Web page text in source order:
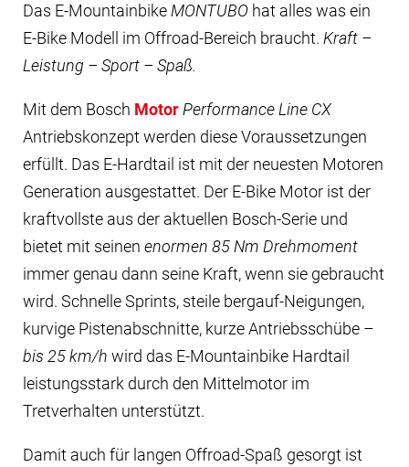
Das E-MountainbikeMONTUBO hat alles was ein
E-Bike Modell im Offroad-Bereich braucht. Kraft –
Leistung – Sport – Spaß.
Mit dem Bosch MotorPerformance Line CX
Antriebskonzept werden diese Voraussetzungen
erfüllt. Das E-Hardtail ist mit der neuesten Motoren
Generation ausgestattet. Der E-Bike Motor ist der
kraftvollste aus der aktuellen Bosch-Serie und
bietet mit seinen enormen 85 Nm Drehmoment
immer genau dann seine Kraft, wenn sie gebraucht
wird. Schnelle Sprints, steile bergauf-Neigungen,
kurvige Pistenabschnitte, kurze Antriebsschübe –
bis 25 km/h wird das E-Mountainbike Hardtail
leistungsstark durch den Mittelmotor im
Tretverhalten unterstützt.
Damit auch für langen Offroad-Spaß gesorgt ist